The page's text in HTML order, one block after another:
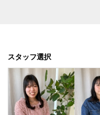
スタッフ選択